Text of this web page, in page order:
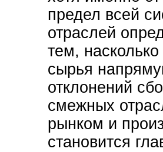
предел всей
отраслей
тем,
сырья
отклонений
смежных
рынком и
становится